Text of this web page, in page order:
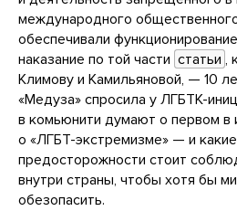
международного
обеспечивали
наказание по той части статьи ,
Климову и Камильяновой, — 10
«Медуза» спросила у ЛГБТК-
в комьюнити думают о первом в
о «ЛГБТ-экстремизме» — и
предосторожности стоит
внутри страны, чтобы хотя бы
обезопасить.